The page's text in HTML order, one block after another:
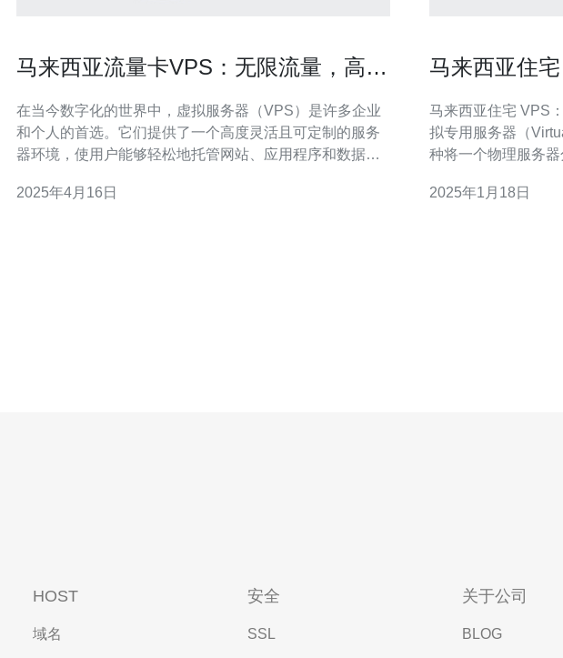
马来西亚流量卡VPS：无限流量，高速
在当今数字化的世界中，虚拟服务器（VPS）是许多企业
和个人的首选。它们提供了一个高度灵活且可定制的服务
器环境，使用户能够轻松地托管网站、应用程序和数据
文将介绍马来西亚流量卡VPS的特点和优势，帮助您更好
2025年4月16日
马来西亚住
马来西亚住宅 VPS：
拟专用服务器（
种将一个物理服务
源，就像拥有一个独
2025年1月18日
HOST
域名
安全
SSL
关于公司
BLOG